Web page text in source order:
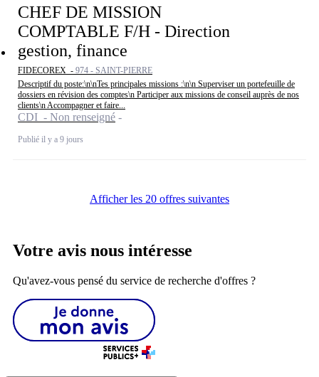
CHEF DE MISSION
COMPTABLE F/H - Direction
gestion, finance
FIDECOREX - 974 - SAINT-PIERRE
Descriptif du poste:\n\nTes principales missions :\n\n Superviser un portefeuille de
dossiers en révision des comptes\n Participer aux missions de conseil auprès de nos
clients\n Accompagner et faire...
CDI - Non renseigné
Publié il y a 9 jours
Afficher les 20 offres suivantes
Votre avis nous intéresse
Qu'avez-vous pensé du service de recherche d'offres ?